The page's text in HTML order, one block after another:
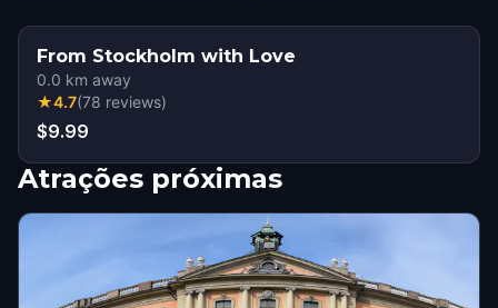
From Stockholm with Love
0.0 km away
★4.7(78 reviews)
$9.99
Atrações próximas